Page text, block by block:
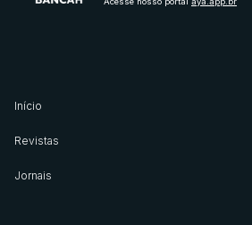
Início
Revistas
Jornais